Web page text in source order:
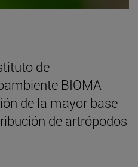
de
BIOMA
de la mayor base
de artrópodos